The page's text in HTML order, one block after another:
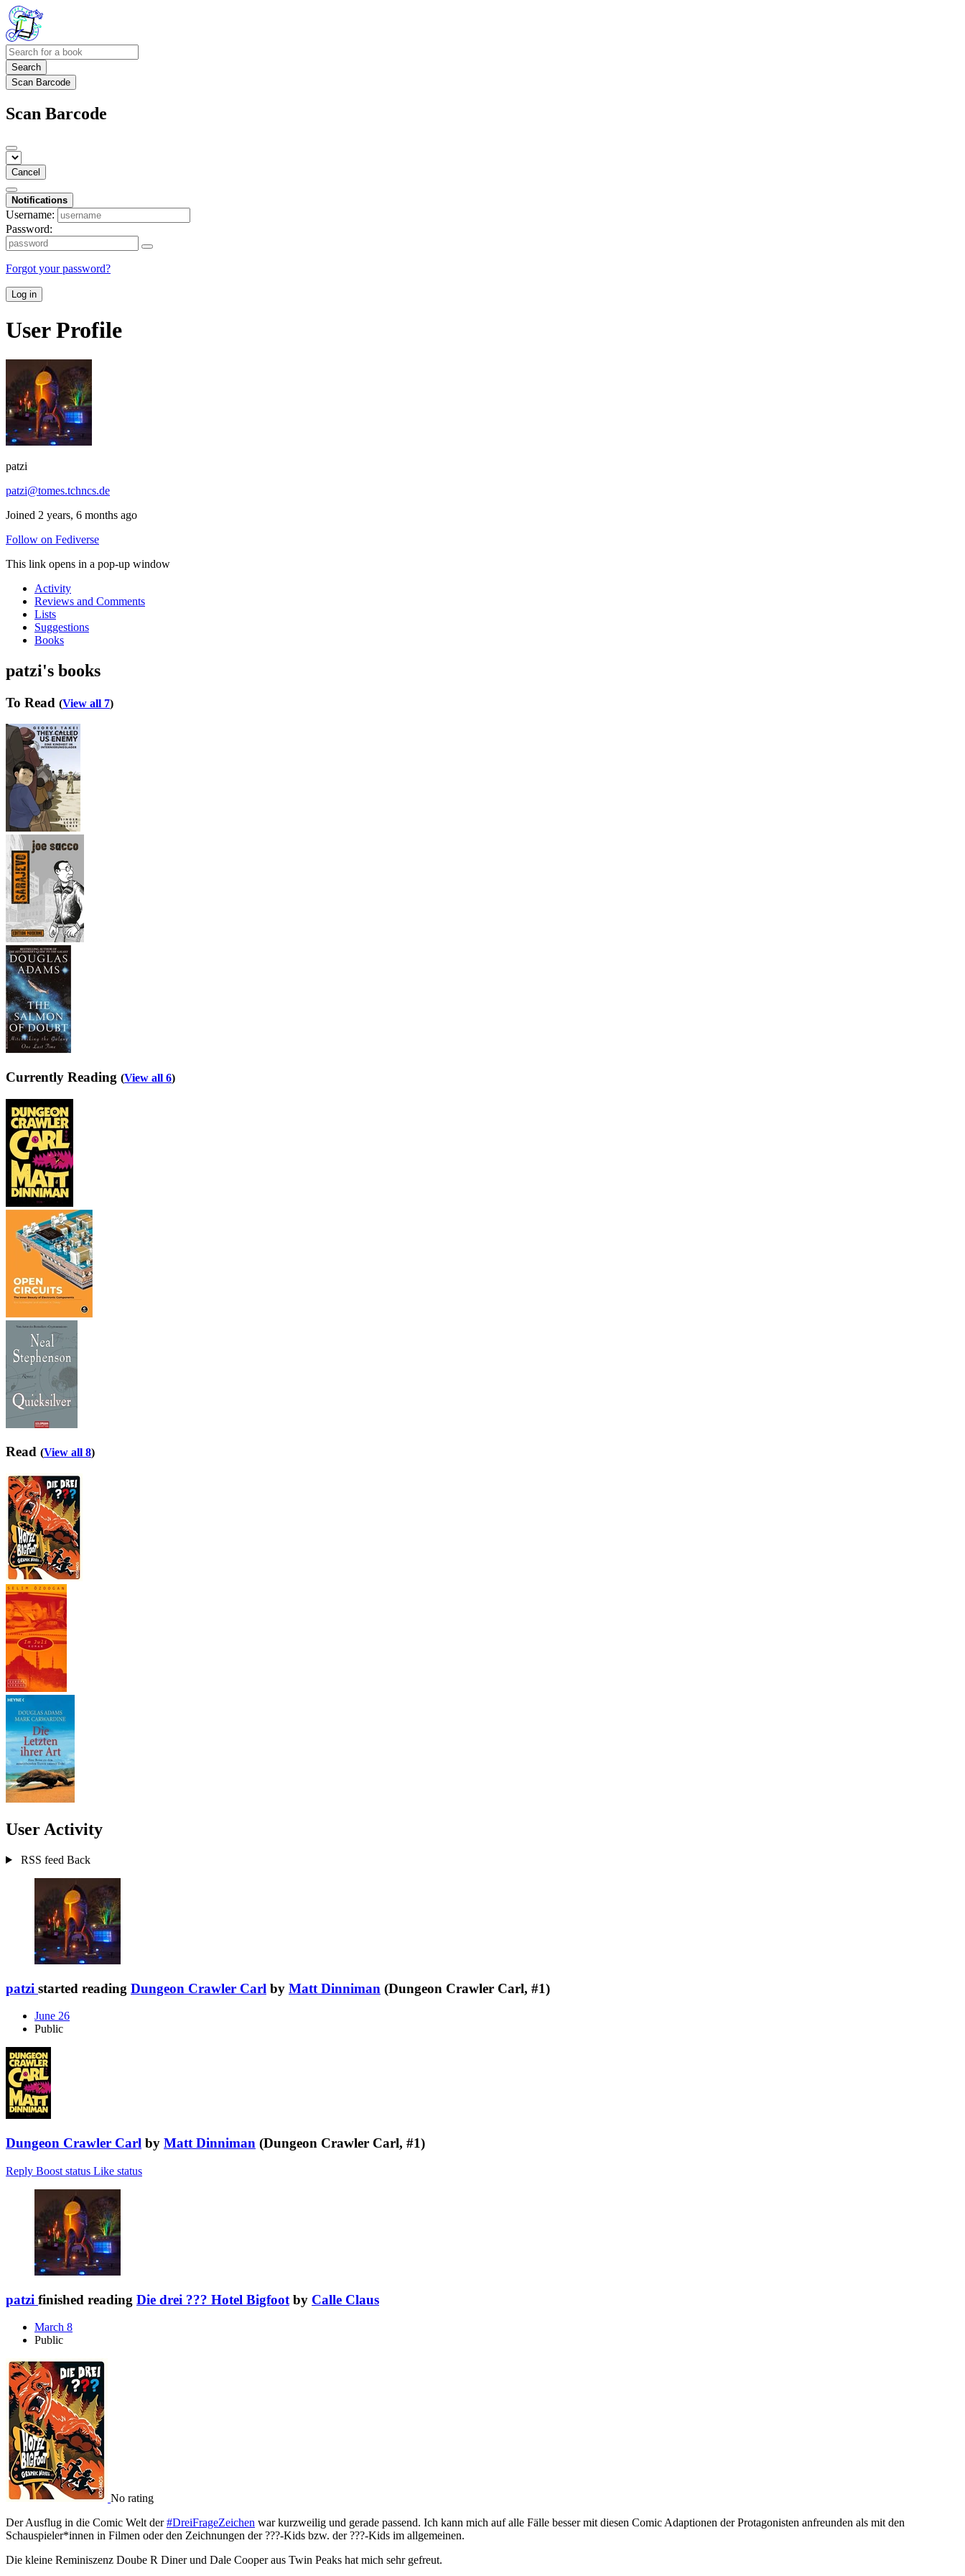
Search
Scan Barcode
Scan Barcode
Cancel
Notifications
Username:
Password:
Forgot your password?
Log in
User Profile
patzi
patzi@tomes.tchncs.de
Joined 2 years, 6 months ago
Follow on Fediverse
This link opens in a pop-up window
Activity
Reviews and Comments
Lists
Suggestions
Books
patzi's books
To Read (View all 7)
Currently Reading (View all 6)
Read (View all 8)
User Activity
RSS feed Back
patzi started reading Dungeon Crawler Carl by Matt Dinniman (Dungeon Crawler Carl, #1)
June 26
Public
Dungeon Crawler Carl by Matt Dinniman (Dungeon Crawler Carl, #1)
Reply Boost status Like status
patzi finished reading Die drei ??? Hotel Bigfoot by Calle Claus
March 8
Public
No rating
Der Ausflug in die Comic Welt der#DreiFrageZeichen war kurzweilig und gerade passend. Ich kann mich auf alle Fälle besser mit diesen Comic Adaptionen der Protagonisten anfreunden als mit den
Schauspieler*innen in Filmen oder den Zeichnungen der ???-Kids bzw. der ???-Kids im allgemeinen.
Die kleine Reminiszenz Doube R Diner und Dale Cooper aus Twin Peaks hat mich sehr gefreut.